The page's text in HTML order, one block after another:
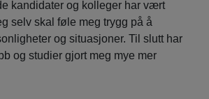
kandidater og kolleger har vært
selv skal føle meg trygg på å
og situasjoner. Til slutt har
og studier gjort meg mye mer